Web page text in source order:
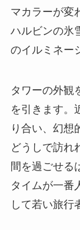
マカラーが変
ハルビンの氷
のイルミネー
タワーの外観
を引きます。
り合い、幻想
どうしで訪れ
間を過ごせる
タイムが一番
して若い旅行